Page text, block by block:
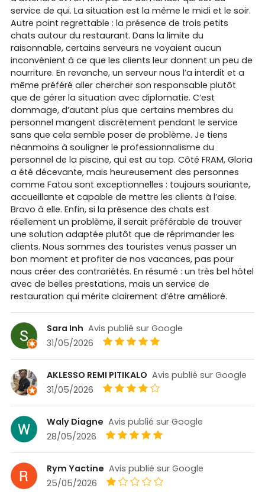
service de qui. La situation est la même le midi et le soir.
Autre point regrettable : la présence de trois petits
chats autour du restaurant. Dans la limite du
raisonnable, certains serveurs ne voyaient aucun
inconvénient à ce que les clients leur donnent un peu de
nourriture. En revanche, un serveur nous l’a interdit et a
même préféré aller chercher son responsable plutôt
que de gérer la situation avec diplomatie. C’est
dommage, d’autant plus que certains membres du
personnel mangent discrètement pendant le service
sans que cela semble poser de problème. Je tiens
néanmoins à souligner le professionnalisme du
personnel de la piscine, qui est au top. Côté FRAM, Gloria
a été décevante, mais heureusement des personnes
comme Fatou sont exceptionnelles : toujours souriante,
accueillante et capable de mettre les clients à l’aise.
Bravo à elle. Enfin, si la présence des chats est
réellement un problème, il serait préférable de trouver
une solution adaptée plutôt que de réprimander les
clients. Nous sommes des touristes venus passer un
bon moment et profiter de nos vacances, pas pour
nous créer des contrariétés. En résumé : un très bel hôtel
avec de belles prestations, mais un service de
restauration qui mérite clairement d’être amélioré.
Sara Inh Avis publié sur Google
31/05/2026
AKLESSO REMI PITIKALO Avis publié sur Google
31/05/2026
Waly Diagne Avis publié sur Google
28/05/2026
Rym Yactine Avis publié sur Google
25/05/2026